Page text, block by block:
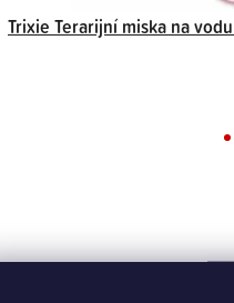
Trixie Terarijní miska na